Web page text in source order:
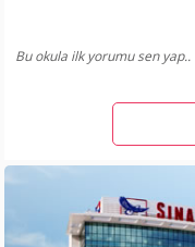
Bu okula ilk yorumu sen yap..